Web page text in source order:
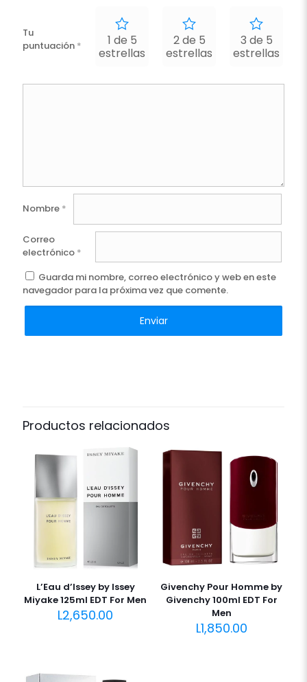
Tu
puntuación *
1 de 5
estrellas
2 de 5
estrellas
3 de 5
estrellas
Nombre *
Correo
electrónico *
Guarda mi nombre, correo electrónico y web en este
navegador para la próxima vez que comente.
Productos relacionados
L’Eau d’Issey by Issey
Miyake 125ml EDT For Men
L2,650.00
Givenchy Pour Homme by
Givenchy 100ml EDT For
Men
L1,850.00